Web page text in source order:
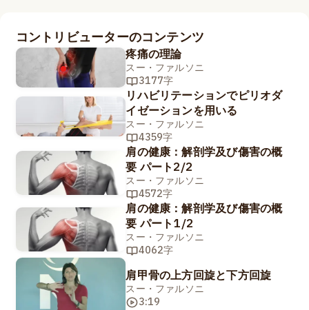
コントリビューターのコンテンツ
疼痛の理論
スー・ファルソニ
3177字
リハビリテーションでピリオダ
イゼーションを用いる
スー・ファルソニ
4359字
肩の健康：解剖学及び傷害の概
要 パート2/2
スー・ファルソニ
4572字
肩の健康：解剖学及び傷害の概
要 パート1/2
スー・ファルソニ
4062字
肩甲骨の上方回旋と下方回旋
スー・ファルソニ
3:19